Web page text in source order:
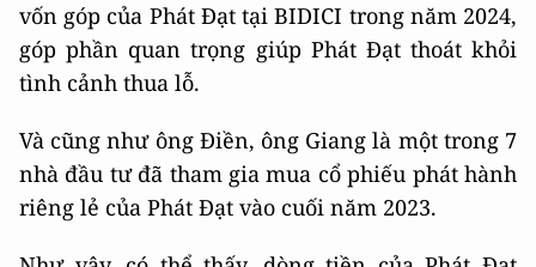
vốn góp của Phát Đạt tại BIDICI trong năm 2024,
góp phần quan trọng giúp Phát Đạt thoát khỏi
tình cảnh thua lỗ.
Và cũng như ông Điền, ông Giang là một trong 7
nhà đầu tư đã tham gia mua cổ phiếu phát hành
riêng lẻ của Phát Đạt vào cuối năm 2023.